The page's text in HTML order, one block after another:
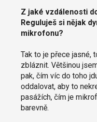
Z jaké vzdálenosti
Reguluješ si nějak
mikrofonu?
Tak to je přece jasné,
zbláznit. Většinou
pak, čím víc do toho
oddalovat, aby to
pasážích, čím je
barevně.